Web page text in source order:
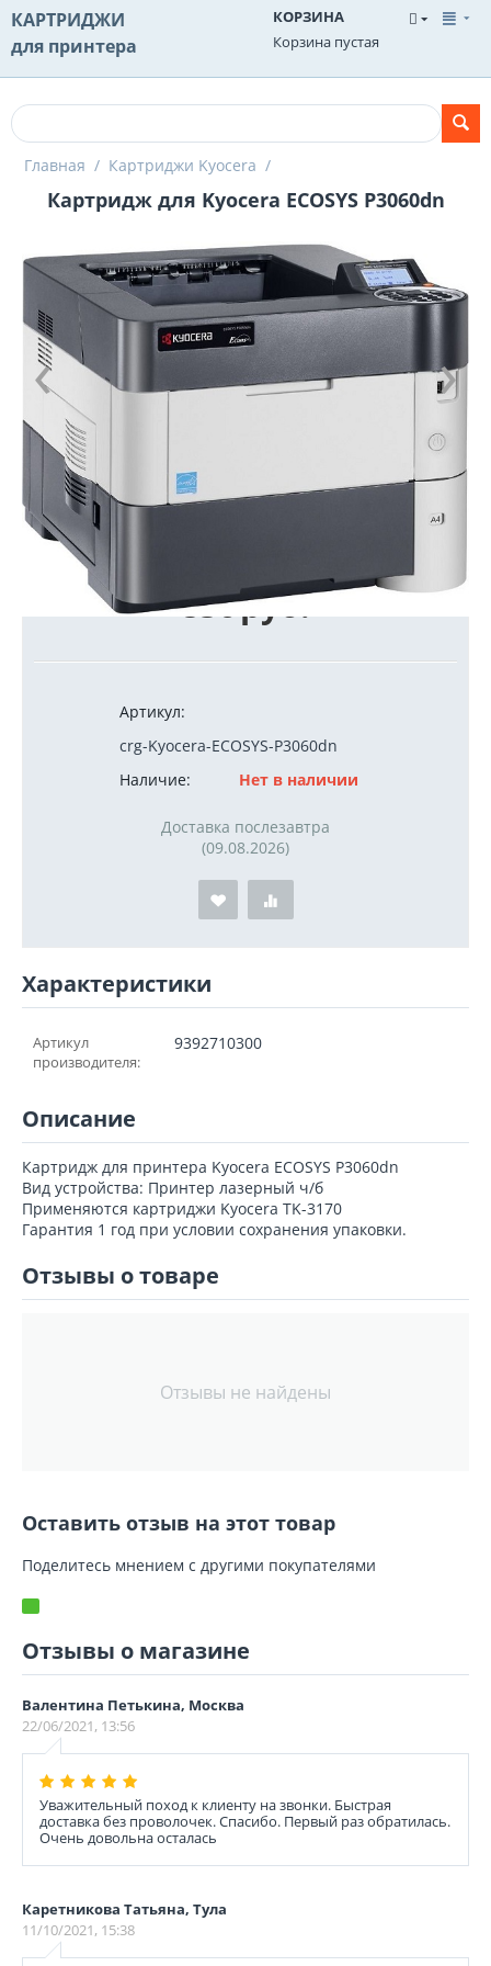
КАРТРИДЖИ
для принтера
КОРЗИНА
Корзина пустая
Главная / Картриджи Kyocera /
Картридж для Kyocera ECOSYS P3060dn
850руб.
Артикул:
crg-Kyocera-ECOSYS-P3060dn
Наличие:
Нет в наличии
Доставка послезавтра
(09.08.2026)
Характеристики
Артикул
производителя:
9392710300
Описание
Картридж для принтера Kyocera ECOSYS P3060dn
Вид устройства: Принтер лазерный ч/б
Применяются картриджи Kyocera TK-3170
Гарантия 1 год при условии сохранения упаковки.
Отзывы о товаре
Отзывы не найдены
Оставить отзыв на этот товар
Поделитесь мнением с другими покупателями
Отзывы о магазине
Валентина Петькина, Москва
22/06/2021, 13:56
Уважительный поход к клиенту на звонки. Быстрая
доставка без проволочек. Спасибо. Первый раз обратилась.
Очень довольна осталась
Каретникова Татьяна, Тула
11/10/2021, 15:38